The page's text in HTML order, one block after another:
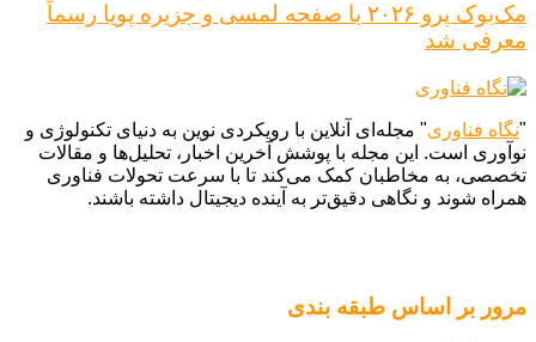
مک‌بوک پرو ۲۰۲۶ با صفحه لمسی و جزیره پویا رسماً
معرفی شد
"نگاه فناوری" مجله‌ای آنلاین با رویکردی نوین به دنیای تکنولوژی و
نوآوری است. این مجله با پوشش آخرین اخبار، تحلیل‌ها و مقالات
تخصصی، به مخاطبان کمک می‌کند تا با سرعت تحولات فناوری
همراه شوند و نگاهی دقیق‌تر به آینده دیجیتال داشته باشند.
مرور بر اساس طبقه بندی